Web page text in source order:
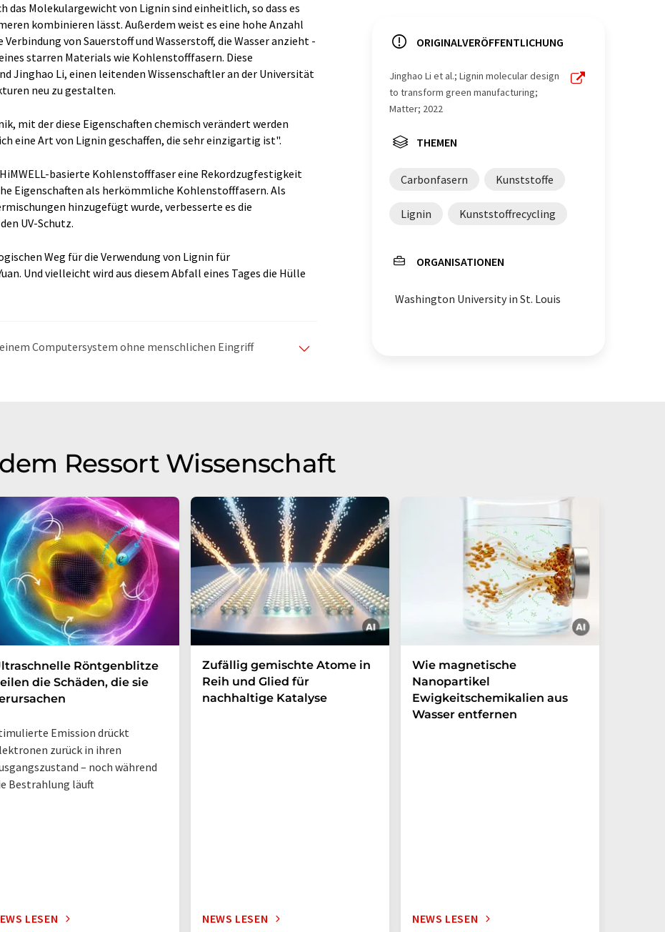
das Molekulargewicht von Lignin sind einheitlich, so dass es
kombinieren lässt. Außerdem weist es eine hohe Anzahl
von Sauerstoff und Wasserstoff, die Wasser anzieht -
starren Materials wie Kohlenstofffasern. Diese
Jinghao Li, einen leitenden Wissenschaftler an der Universität
neu zu gestalten.
mit der diese Eigenschaften chemisch verändert werden
eine Art von Lignin geschaffen, die sehr einzigartig ist".
basierte Kohlenstofffaser eine Rekordzugfestigkeit
Eigenschaften als herkömmliche Kohlenstofffasern. Als
hinzugefügt wurde, verbesserte es die
UV-Schutz.
Weg für die Verwendung von Lignin für
Und vielleicht wird aus diesem Abfall eines Tages die Hülle
Computersystem ohne menschlichen Eingriff
ORIGINALVERÖFFENTLICHUNG
Jinghao Li et al.; Lignin molecular design
to transform green manufacturing;
Matter; 2022
THEMEN
Carbonfasern Kunststoffe
Lignin Kunststoffrecycling
ORGANISATIONEN
Washington University in St. Louis
Ressort Wissenschaft
Röntgenblitze
die Schäden, die sie
Emission drückt
zurück in ihren
– noch während
Bestrahlung läuft
LESEN
Zufällig gemischte Atome in
Reih und Glied für
nachhaltige Katalyse
NEWS LESEN
Wie magnetische
Nanopartikel
Ewigkeitschemikalien aus
Wasser entfernen
NEWS LESEN